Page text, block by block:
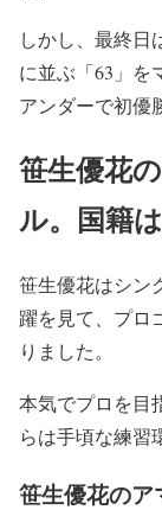
しかし、最終日
に並ぶ「63」を
アンダーで初優
笹生優花
ル。国籍
笹生優花はシン
躍を見て、プロ
りました。
本気でプロを目
らは手頃な練習
笹生優花のア